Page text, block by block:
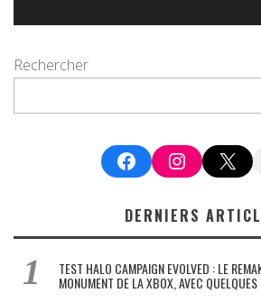
Rechercher
FacebookInstagram
X
DERNIERS
TEST HALO CAMPAIGN EVOLVED : LE
MONUMENT DE LA XBOX, AVEC